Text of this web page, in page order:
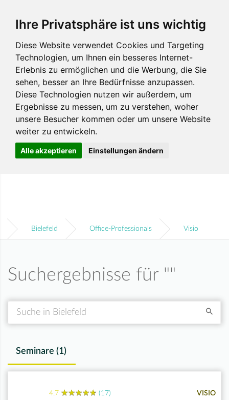
Ihre Privatsphäre ist uns wichtig
Diese Website verwendet Cookies und Targeting
Technologien, um Ihnen ein besseres Internet-
Erlebnis zu ermöglichen und die Werbung, die Sie
sehen, besser an Ihre Bedürfnisse anzupassen.
Diese Technologien nutzen wir außerdem, um
Ergebnisse zu messen, um zu verstehen, woher
unsere Besucher kommen oder um unsere Website
weiter zu entwickeln.
Alle akzeptieren Einstellungen ändern
Bielefeld Office-Professionals Visio
Suchergebnisse für ""
Seminare (1)
4.7 ★★★★★
★★★★★ (17) VISIO